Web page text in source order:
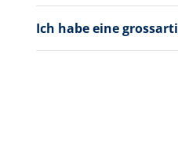
Ich habe eine